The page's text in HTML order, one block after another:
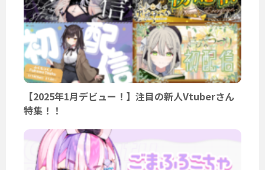
【2025年1月デビュー！】注目の新人Vtuberさん
特集！！